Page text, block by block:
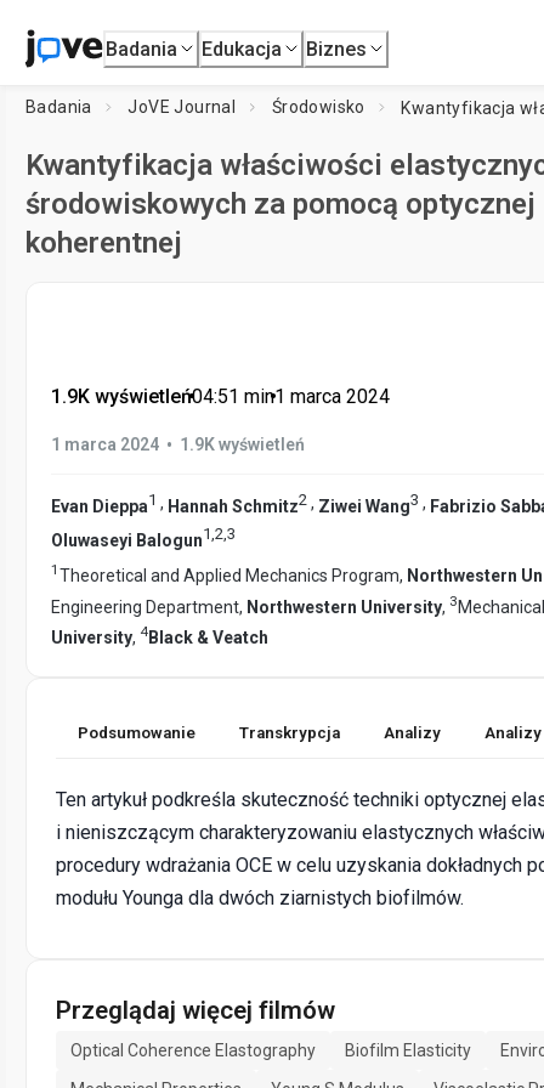
Badania Edukacja Biznes
Badania JoVE Journal Środowisko
Kwantyfikacja właściwości
środowiskowych za pomocą
koherentnej
1.9K wyświetleń•04:51 min•1 marca 2024
1 marca 2024 • 1.9K wyświetleń
Evan Dieppa1 , Hannah Schmitz2 , Ziwei Wang3 , Fabrizio
Oluwaseyi Balogun1 2 3
1 Theoretical and Applied Mechanics Program, Northwestern
Engineering Department, Northwestern University, 3
University, 4 Black & Veatch
Podsumowanie Transkrypcja Analizy
Ten artykuł podkreśla skuteczność techniki optycznej
i nieniszczącym charakteryzowaniu elastycznych
procedury wdrażania OCE w celu uzyskania dokładnych
modułu Younga dla dwóch ziarnistych biofilmów.
Przeglądaj więcej filmów
Optical Coherence Elastography Biofilm Elasticity